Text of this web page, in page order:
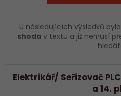
U následujících výsledků
shodav textu a již nemusí
Elektrikář/ Seřizovač
a 14.